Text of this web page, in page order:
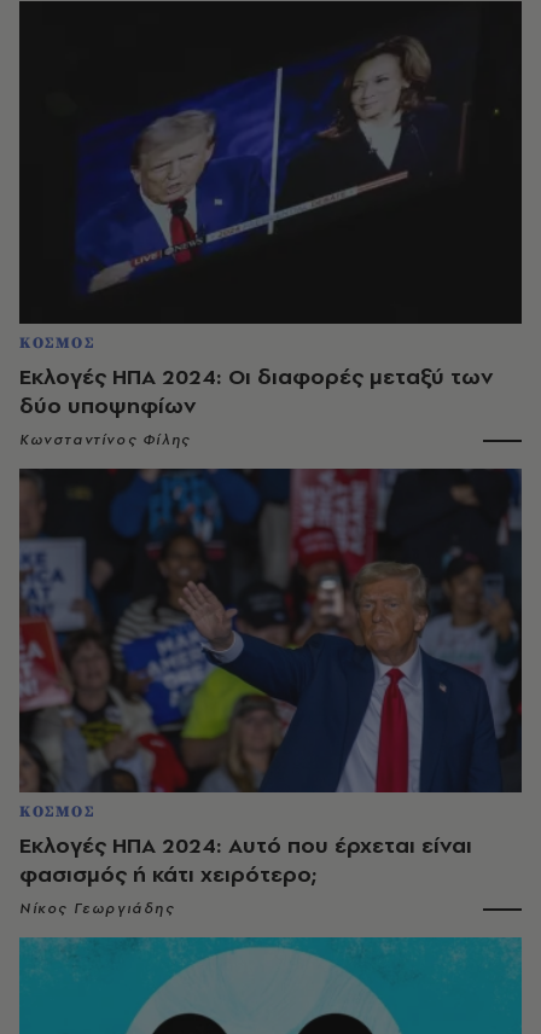
ΚΟΣΜΟΣ
Εκλογές ΗΠΑ 2024: Οι διαφορές μεταξύ των
δύο υποψηφίων
Κωνσταντίνος Φίλης
ΚΟΣΜΟΣ
Εκλογές ΗΠΑ 2024: Αυτό που έρχεται είναι
φασισμός ή κάτι χειρότερο;
Νίκος Γεωργιάδης